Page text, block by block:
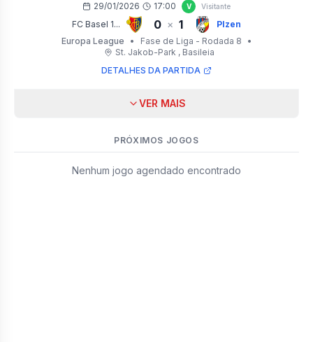
29/01/2026 17:00 V Visitante
FC Basel 1... 0 × 1
Plzen
Europa League
• Fase de Liga - Rodada 8
•
St. Jakob-Park , Basileia
DETALHES DA PARTIDA
VER MAIS
PRÓXIMOS JOGOS
Nenhum jogo agendado encontrado